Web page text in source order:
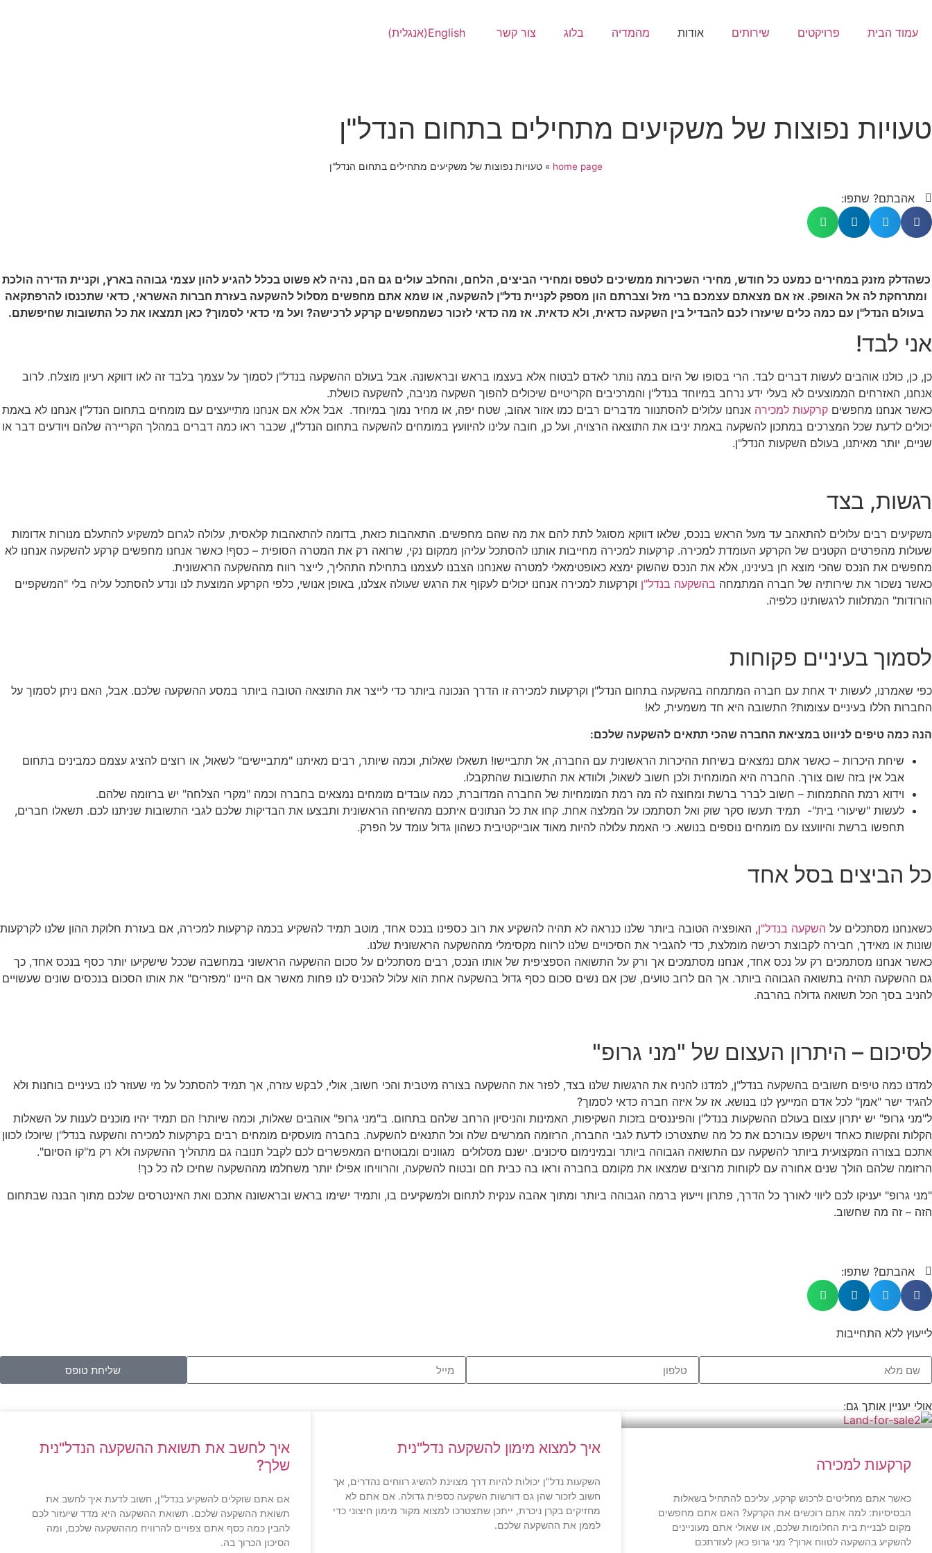
עמוד הבית פרויקטים שירותים אודות מהמדיה בלוג צור קשר English
(אנגלית)
טעויות נפוצות של משקיעים מתחילים בתחום הנדל"ן
home page
» טעויות נפוצות של משקיעים מתחילים בתחום הנדל"ן
אהבתם? שתפו:
כשהדלק מזנק במחירים כמעט כל חודש, מחירי השכירות ממשיכים לטפס ומחירי הביצים, הלחם, והחלב עולים גם הם, נהיה לא פשוט בכלל להגיע להון עצמי גבוהה בארץ, וקניית הדירה הולכת
ומתרחקת לה אל האופק. אז אם מצאתם עצמכם ברי מזל וצברתם הון מספק לקניית נדל"ן להשקעה, או שמא אתם מחפשים מסלול להשקעה בעזרת חברות האשראי, כדאי שתכנסו להרפתקאה
בעולם הנדל"ן עם כמה כלים שיעזרו לכם להבדיל בין השקעה כדאית, ולא כדאית. אז מה כדאי לזכור כשמחפשים קרקע לרכישה? ועל מי כדאי לסמוך? כאן תמצאו את כל התשובות שחיפשתם.
אני לבד!
כן, כן, כולנו אוהבים לעשות דברים לבד. הרי בסופו של היום במה נותר לאדם לבטוח אלא בעצמו בראש ובראשונה. אבל בעולם ההשקעה בנדל"ן לסמוך על עצמך בלבד זה לאו דווקא רעיון מוצלח. לרוב
אנחנו, האזרחים הממוצעים לא בעלי ידע נרחב במיוחד בנדל"ן והמרכיבים הקריטיים שיכולים להפוך השקעה מניבה, להשקעה כושלת.
כאשר אנחנו מחפשים קרקעות למכירה אנחנו עלולים להסתנוור מדברים רבים כמו אזור אהוב, שטח יפה, או מחיר נמוך במיוחד. אבל אלא אם אנחנו מתייעצים עם מומחים בתחום הנדל"ן אנחנו לא באמת
יכולים לדעת שכל המצרכים במתכון להשקעה באמת יניבו את התוצאה הרצויה, ועל כן, חובה עלינו להיוועץ במומחים להשקעה בתחום הנדל"ן, שכבר ראו כמה דברים במהלך הקריירה שלהם ויודעים דבר או
שניים, יותר מאיתנו, בעולם השקעות הנדל"ן.
רגשות, בצד
משקיעים רבים עלולים להתאהב עד מעל הראש בנכס, שלאו דווקא מסוגל לתת להם את מה שהם מחפשים. התאהבות כזאת, בדומה להתאהבות קלאסית, עלולה לגרום למשקיע להתעלם מנורות אדומות
שעולות מהפרטים הקטנים של הקרקע העומדת למכירה. קרקעות למכירה מחייבות אותנו להסתכל עליהן ממקום נקי, שרואה רק את המטרה הסופית – כסף! כאשר אנחנו מחפשים קרקע להשקעה אנחנו לא
מחפשים את הנכס שהכי מוצא חן בעינינו, אלא את הנכס שהשוק ימצא כאופטימאלי למטרה שאנחנו הצבנו לעצמנו בתחילת התהליך, לייצר רווח מההשקעה הראשונית.
כאשר נשכור את שירותיה של חברה המתמחה בהשקעה בנדל"ן וקרקעות למכירה אנחנו יכולים לעקוף את הרגש שעולה אצלנו, באופן אנושי, כלפי הקרקע המוצעת לנו ונדע להסתכל עליה בלי "המשקפיים
הורודות" המתלוות לרגשותינו כלפיה.
לסמוך בעיניים פקוחות
כפי שאמרנו, לעשות יד אחת עם חברה המתמחה בהשקעה בתחום הנדל"ן וקרקעות למכירה זו הדרך הנכונה ביותר כדי לייצר את התוצאה הטובה ביותר במסע ההשקעה שלכם. אבל, האם ניתן לסמוך על
החברות הללו בעיניים עצומות? התשובה היא חד משמעית, לא!
הנה כמה טיפים לניווט במציאת החברה שהכי תתאים להשקעה שלכם:
שיחת היכרות – כאשר אתם נמצאים בשיחת ההיכרות הראשונית עם החברה, אל תתביישו! תשאלו שאלות, וכמה שיותר, רבים מאיתנו "מתביישים" לשאול, או רוצים להציג עצמם כמבינים בתחום
אבל אין בזה שום צורך. החברה היא המומחית ולכן חשוב לשאול, ולוודא את התשובות שהתקבלו.
וידוא רמת ההתמחות – חשוב לברר ברשת ומחוצה לה מה רמת המומחיות של החברה המדוברת, כמה עובדים מומחים נמצאים בחברה וכמה "מקרי הצלחה" יש ברזומה שלהם.
לעשות "שיעורי בית"- תמיד תעשו סקר שוק ואל תסתמכו על המלצה אחת. קחו את כל הנתונים איתכם מהשיחה הראשונית ותבצעו את הבדיקות שלכם לגבי התשובות שניתנו לכם. תשאלו חברים,
תחפשו ברשת והיוועצו עם מומחים נוספים בנושא. כי האמת עלולה להיות מאוד אובייקטיבית כשהון גדול עומד על הפרק.
כל הביצים בסל אחד
כשאנחנו מסתכלים על השקעה בנדל"ן, האופציה הטובה ביותר שלנו כנראה לא תהיה להשקיע את רוב כספינו בנכס אחד, מוטב תמיד להשקיע בכמה קרקעות למכירה, אם בעזרת חלוקת ההון שלנו לקרקעות
שונות או מאידך, חבירה לקבוצת רכישה מומלצת, כדי להגביר את הסיכויים שלנו לרווח מקסימלי מההשקעה הראשונית שלנו.
כאשר אנחנו מסתמכים רק על נכס אחד, אנחנו מסתמכים אך ורק על התשואה הספציפית של אותו הנכס, רבים מסתכלים על סכום ההשקעה הראשוני במחשבה שככל שישקיעו יותר כסף בנכס אחד, כך
גם ההשקעה תהיה בתשואה הגבוהה ביותר. אך הם לרוב טועים, שכן אם נשים סכום כסף גדול בהשקעה אחת הוא עלול להכניס לנו פחות מאשר אם היינו "מפזרים" את אותו הסכום בנכסים שונים שעשויים
להניב בסך הכל תשואה גדולה בהרבה.
לסיכום – היתרון העצום של "מני גרופ"
למדנו כמה טיפים חשובים בהשקעה בנדל"ן, למדנו להניח את הרגשות שלנו בצד, לפזר את ההשקעה בצורה מיטבית והכי חשוב, אולי, לבקש עזרה, אך תמיד להסתכל על מי שעוזר לנו בעיניים בוחנות ולא
להגיד ישר "אמן" לכל אדם המייעץ לנו בנושא. אז על איזה חברה כדאי לסמוך?
ל"מני גרופ" יש יתרון עצום בעולם ההשקעות בנדל"ן והפיננסים בזכות השקיפות, האמינות והניסיון הרחב שלהם בתחום. ב"מני גרופ" אוהבים שאלות, וכמה שיותר! הם תמיד יהיו מוכנים לענות על השאלות
הקלות והקשות כאחד וישקפו עבורכם את כל מה שתצטרכו לדעת לגבי החברה, הרזומה המרשים שלה וכל התנאים להשקעה. בחברה מועסקים מומחים רבים בקרקעות למכירה והשקעה בנדל"ן שיוכלו לכוון
אתכם בצורה המקצועית ביותר להשקעה עם התשואה הגבוהה ביותר ובמינימום סיכונים. ישנם מסלולים מגוונים ומבוטחים המאפשרים לכם לקבל תנובה גם מתהליך ההשקעה ולא רק מ"קו הסיום".
הרזומה שלהם הולך שנים אחורה עם לקוחות מרוצים שמצאו את מקומם בחברה וראו בה כבית חם ובטוח להשקעה, והרוויחו אפילו יותר משחלמו מההשקעה שחיכו לה כל כך!
"מני גרופ" יעניקו לכם ליווי לאורך כל הדרך, פתרון וייעוץ ברמה הגבוהה ביותר ומתוך אהבה ענקית לתחום ולמשקיעים בו, ותמיד ישימו בראש ובראשונה אתכם ואת האינטרסים שלכם מתוך הבנה שבתחום
הזה – זה מה שחשוב.
אהבתם? שתפו:
לייעוץ ללא התחייבות
שליחת טופס
אולי יעניין אותך גם:
קרקעות למכירה
כאשר אתם מחליטים לרכוש קרקע, עליכם להתחיל בשאלות
הבסיסיות: למה אתם רוכשים את הקרקע? האם אתם מחפשים
מקום לבניית בית החלומות שלכם, או שאולי אתם מעוניינים
להשקיע בהשקעה לטווח ארוך? מני גרופ כאן לעזרתכם
איך למצוא מימון להשקעה נדל"נית
השקעות נדל"ן יכולות להיות דרך מצוינת להשיג רווחים נהדרים, אך
חשוב לזכור שהן גם דורשות השקעה כספית גדולה. אם אתם לא
מחזיקים בקרן ניכרת, ייתכן שתצטרכו למצוא מקור מימון חיצוני כדי
לממן את ההשקעה שלכם.
איך לחשב את תשואת ההשקעה הנדל"נית
שלך?
אם אתם שוקלים להשקיע בנדל"ן, חשוב לדעת איך לחשב את
תשואת ההשקעה שלכם. תשואת ההשקעה היא מדד שיעזור לכם
להבין כמה כסף אתם צפויים להרוויח מההשקעה שלכם, ומה
הסיכון הכרוך בה.